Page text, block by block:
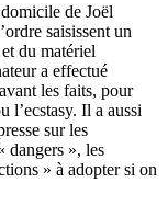
de Joël
saisissent un
du matériel
a effectué
les faits, pour
l’ecstasy. Il a aussi
sur les
dangers », les
» à adopter si on